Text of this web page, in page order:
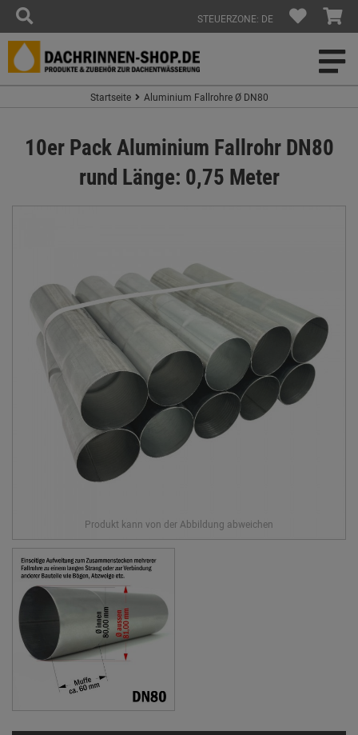
STEUERZONE: DE
Startseite Aluminium Fallrohre Ø DN80
10er Pack Aluminium Fallrohr DN80
rund Länge: 0,75 Meter